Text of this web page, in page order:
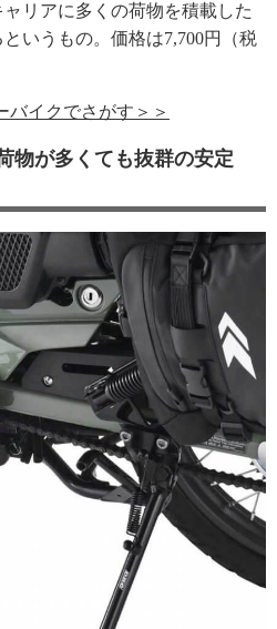
リアに多くの荷物を積載した
いうもの。価格は7,700円（税
バイクでさがす＞＞
物が多くても抜群の安定